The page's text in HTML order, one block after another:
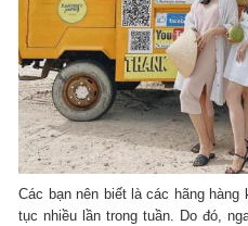
Các bạn nên biết là các hãng
tục nhiều lần trong tuần. Do đó,